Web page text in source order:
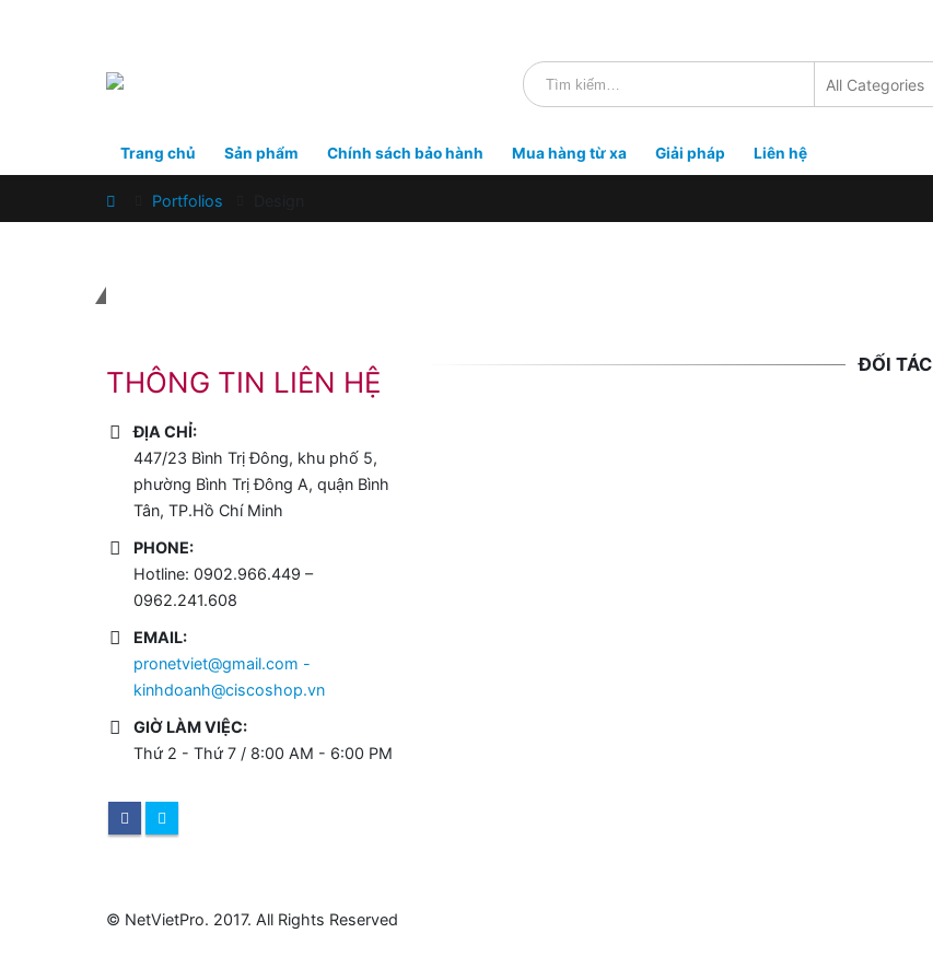
Trang chủ Sản phẩm Chính sách bảo hành Mua hàng từ xa Giải pháp Liên hệ
Home
Portfolios
THÔNG TIN LIÊN HỆ
ĐỊA CHỈ:
447/23 Bình Trị Đông, khu phố 5,
phường Bình Trị Đông A, quận Bình
Tân, TP.Hồ Chí Minh
PHONE:
Hotline: 0902.966.449 –
0962.241.608
EMAIL:
pronetviet@gmail.com -
kinhdoanh@ciscoshop.vn
GIỜ LÀM VIỆC:
Thứ 2 - Thứ 7 / 8:00 AM - 6:00 PM
ĐỐI TÁC
© NetVietPro. 2017. All Rights Reserved